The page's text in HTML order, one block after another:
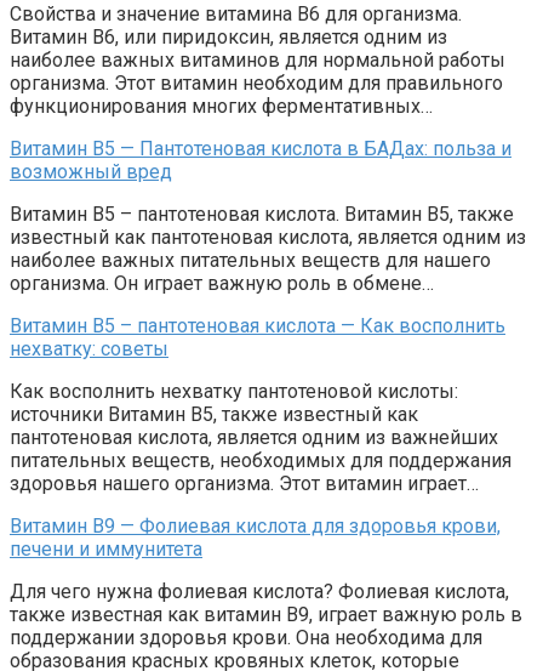
Свойства и значение витамина В6 для организма.
Витамин В6, или пиридоксин, является одним из
наиболее важных витаминов для нормальной работы
организма. Этот витамин необходим для правильного
функционирования многих ферментативных…
Витамин В5 — Пантотеновая кислота в БАДах: польза и
возможный вред
Витамин В5 – пантотеновая кислота. Витамин В5, также
известный как пантотеновая кислота, является одним из
наиболее важных питательных веществ для нашего
организма. Он играет важную роль в обмене…
Витамин В5 – пантотеновая кислота — Как восполнить
нехватку: советы
Как восполнить нехватку пантотеновой кислоты:
источники Витамин В5, также известный как
пантотеновая кислота, является одним из важнейших
питательных веществ, необходимых для поддержания
здоровья нашего организма. Этот витамин играет…
Витамин В9 — Фолиевая кислота для здоровья крови,
печени и иммунитета
Для чего нужна фолиевая кислота? Фолиевая кислота,
также известная как витамин В9, играет важную роль в
поддержании здоровья крови. Она необходима для
образования красных кровяных клеток, которые